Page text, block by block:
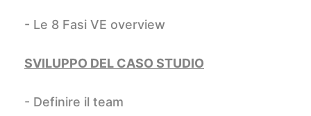
- Le 8 Fasi VE overview
SVILUPPO DEL CASO STUDIO
- Definire il team